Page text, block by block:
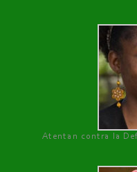
Atentan contra la